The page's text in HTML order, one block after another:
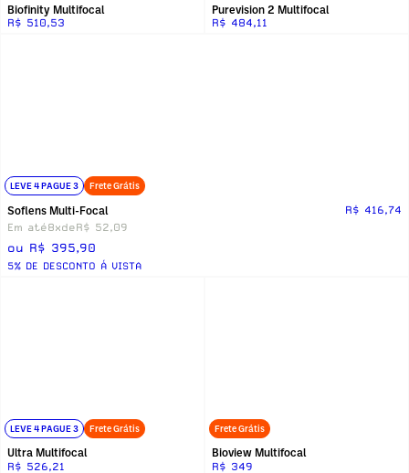
Biofinity Multifocal
R$ 510,53
Purevision 2 Multifocal
R$ 484,11
LEVE 4 PAGUE 3 Frete Grátis
Soflens Multi-Focal
R$ 416,74
Em até8xdeR$ 52,09
ou R$ 395,90
5% DE DESCONTO Á VISTA
LEVE 4 PAGUE 3 Frete Grátis
Ultra Multifocal
R$ 526,21
Frete Grátis
Bioview Multifocal
R$ 349